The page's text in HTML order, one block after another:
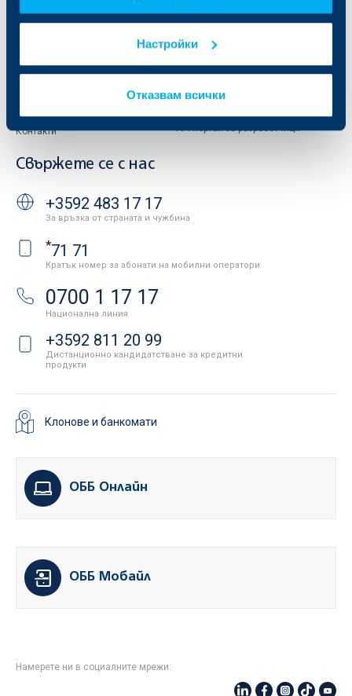
Настройки
Отказвам всички
Тарифи и общи условия
Кариери
Вашето мнение
Контакти
Продажба на имоти
Бисквитки
Защита на личните данни
API портал за разработчици
Свържете се с нас
+3592 483 17 17
За връзка от страната и чужбина
*71 71
Кратък номер за абонати на мобилни оператори
0700 1 17 17
Национална линия
+3592 811 20 99
Дистанционно кандидатстване за кредитни
продукти
Клонове и банкомати
ОББ Онлайн
ОББ Мобайл
Намерете ни в социалните мрежи: